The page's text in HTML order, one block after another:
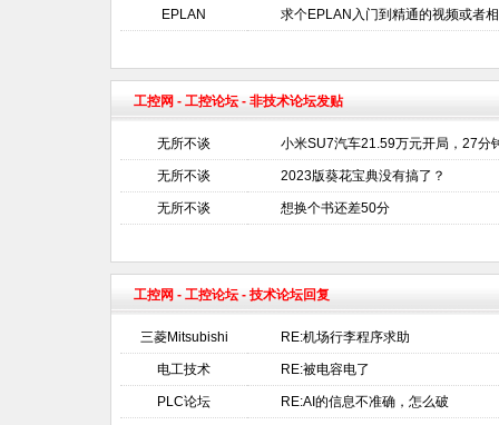
EPLAN 求个EPLAN入门到精通的视频或者
工控网 - 工控论坛- 非技术论坛发贴
无所不谈 小米SU7汽车21.59万元开局，27分
无所不谈 2023版葵花宝典没有搞了？
无所不谈 想换个书还差50分
工控网 - 工控论坛- 技术论坛回复
三菱Mitsubishi RE:机场行李程序求助
电工技术 RE:被电容电了
PLC论坛 RE:AI的信息不准确，怎么破